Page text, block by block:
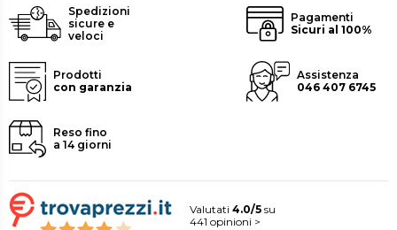
Spedizioni
sicure e
veloci
Pagamenti
Sicuri al 100%
Prodotti
con garanzia
Assistenza
046 407 6745
Reso fino
a 14 giorni
Valutati 4.0/5 su
441 opinioni >